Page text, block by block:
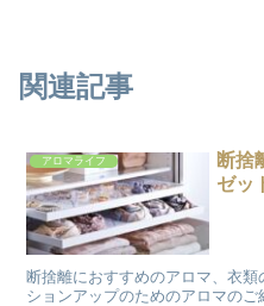
関連記事
アロマライフ
断捨
ゼッ
断捨離におすすめのアロマ、衣
ションアップのためのアロマのご